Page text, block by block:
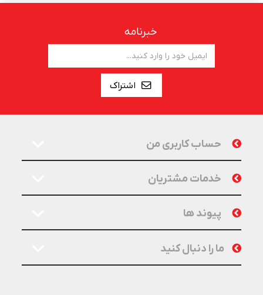
خبرنامه
اشتراک
حساب کاربری من
خدمات مشتریان
پیوند ها
ما را دنبال کنید